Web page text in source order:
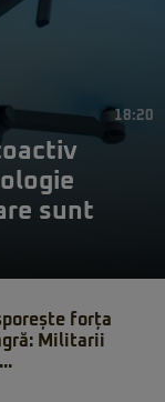
18:20
sunt
forța
Militarii